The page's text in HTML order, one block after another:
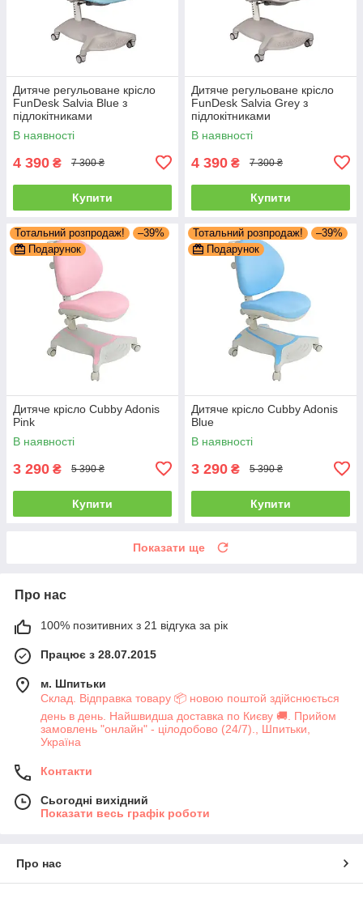
Дитяче регульоване крісло
FunDesk Salvia Blue з
підлокітниками
В наявності
4 390 ₴ 7 300 ₴
Купити
Дитяче регульоване крісло
FunDesk Salvia Grey з
підлокітниками
В наявності
4 390 ₴ 7 300 ₴
Купити
Тотальний розпродаж!
–39%
Подарунок
Дитяче крісло Cubby Adonis
Pink
В наявності
3 290 ₴ 5 390 ₴
Купити
Тотальний розпродаж!
–39%
Подарунок
Дитяче крісло Cubby Adonis
Blue
В наявності
3 290 ₴ 5 390 ₴
Купити
Показати ще
Про нас
100% позитивних з 21 відгука за рік
Працює з 28.07.2015
м. Шпитьки
Склад. Відправка товару 📦 новою поштой здійснюється
день в день. Найшвидша доставка по Києву 🚚. Прийом
замовлень "онлайн" - цілодобово (24/7)., Шпитьки,
Україна
Контакти
Сьогодні вихідний
Показати весь графік роботи
Про нас